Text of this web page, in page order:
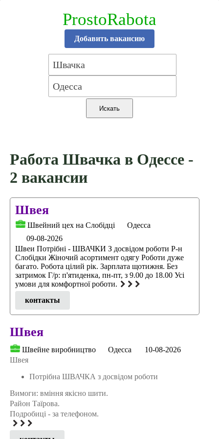
ProstoRabota
Добавить вакансию
Работа Швачка в Одессе -
2 вакансии
Швея
Швейний цех на Слобідці
Одесса
09-08-2026
Швеи Потрібні - ШВАЧКИ З досвідом роботи Р-н
Слобідки Жіночий асортимент одягу Роботи дуже
багато. Робота цілий рік. Зарплата щотижня. Без
затримок Г/р: п'ятиденка, пн-пт, з 9.00 до 18.00 Усі
умови для комфортної роботи.
контакты
Швея
Швейне виробництво Одесса
10-08-2026
Швея
Потрібна ШВАЧКА з досвідом роботи
Вимоги: вміння якісно шити.
Район Таїрова.
Подробиці - за телефоном.